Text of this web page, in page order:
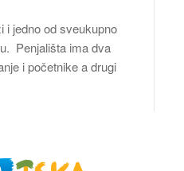
i jedno od sveukupno
Penjališta ima dva
i početnike a drugi